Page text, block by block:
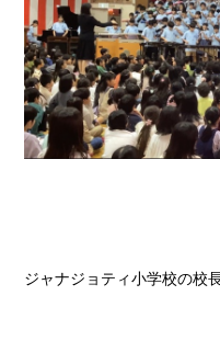
ジャナジョティ小学校の校